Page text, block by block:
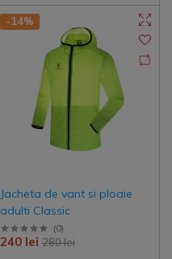
-14%
Jacheta de vant si ploaie
adulti Classic
(0)
280 lei
240 lei